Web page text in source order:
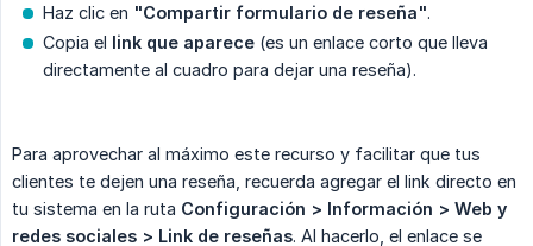
Haz clic en "Compartir formulario de reseña".
Copia el link que aparece (es un enlace corto que lleva
directamente al cuadro para dejar una reseña).
Para aprovechar al máximo este recurso y facilitar que tus
clientes te dejen una reseña, recuerda agregar el link directo en
tu sistema en la ruta Configuración > Información > Web y
redes sociales > Link de reseñas. Al hacerlo, el enlace se